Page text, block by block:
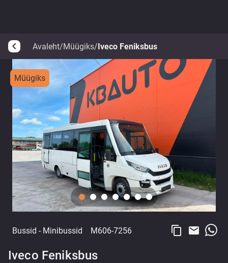
arrow_back_ios Avaleht/Müügiks/Iveco Feniksbus
Müügiks
Bussid - Minibussid M606-7256 content_copy email
Iveco Feniksbus